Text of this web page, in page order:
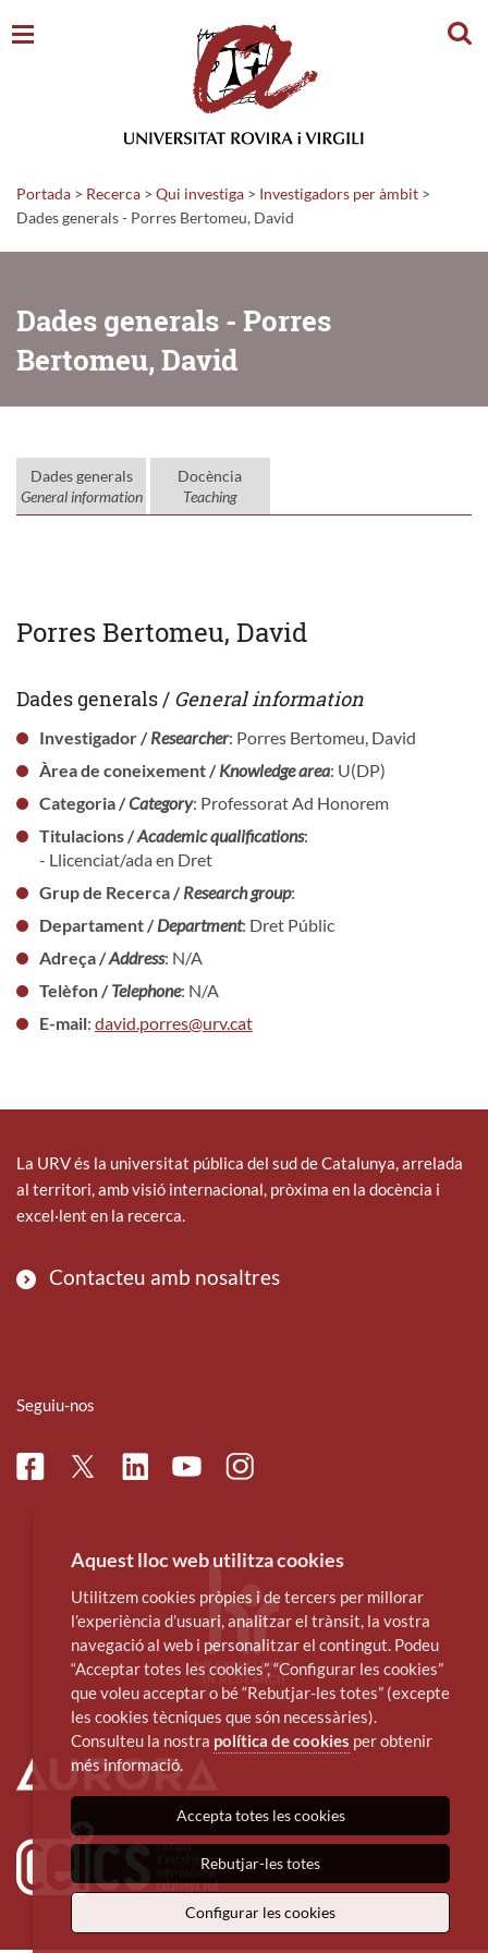
Portada > Recerca > Qui investiga > Investigadors per àmbit >
Dades generals - Porres Bertomeu, David
Dades generals - Porres
Bertomeu, David
Dades generals
General information
Docència
Teaching
Porres Bertomeu, David
Dades generals / General information
Investigador /Researcher: Porres Bertomeu, David
Àrea de coneixement /Knowledge area: U(DP)
Categoria /Category: Professorat Ad Honorem
Titulacions /Academic qualifications:
- Llicenciat/ada en Dret
Grup de Recerca /Research group:
Departament /Department: Dret Públic
Adreça /Address: N/A
Telèfon /Telephone: N/A
E-mail: david.porres@urv.cat
La URV és la universitat pública del sud de Catalunya, arrelada
al territori, amb visió internacional, pròxima en la docència i
excel·lent en la recerca.
Contacteu amb nosaltres
Seguiu-nos
FacebookTwitterLinkedinYoutubeInstagram
Aquest lloc web utilitza cookies
Utilitzem cookies pròpies i de tercers per millorar
l’experiència d’usuari, analitzar el trànsit, la vostra
navegació al web i personalitzar el contingut. Podeu
“Acceptar totes les cookies”, “Configurar les cookies”
que voleu acceptar o bé “Rebutjar-les totes” (excepte
les cookies tècniques que són necessàries).
Consulteu la nostra política de cookies per obtenir
més informació.
Accepta totes les cookies
Rebutjar-les totes
Configurar les cookies